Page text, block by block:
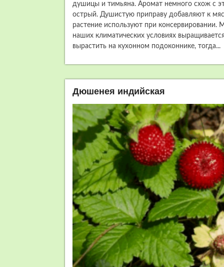
душицы и тимьяна. Аромат немного схож с
острый. Душистую приправу добавляют к
растение используют при
наших климатических условиях
вырастить на кухонном подоконнике, тогда...
Дюшенея индийская